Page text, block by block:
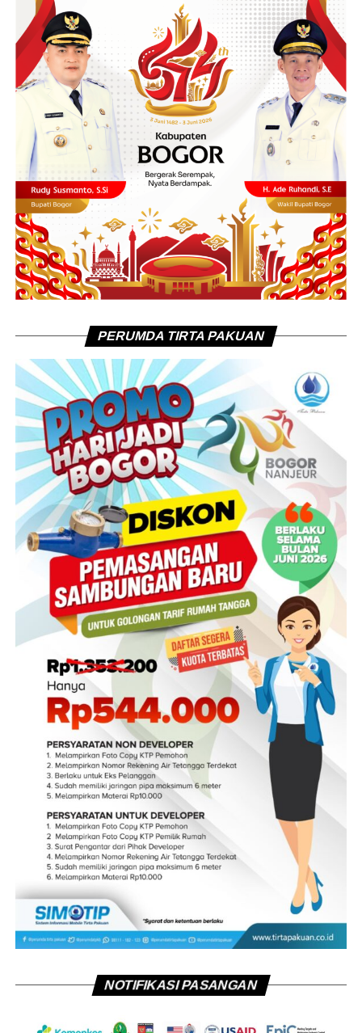
PERUMDA TIRTA PAKUAN
NOTIFIKASI PASANGAN